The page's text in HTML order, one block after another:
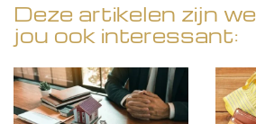
Deze artikelen zijn
jou ook interessant: